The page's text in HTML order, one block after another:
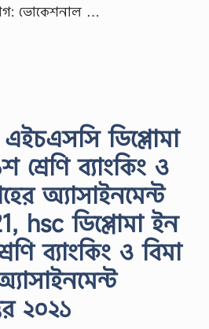
ভোকেশনাল …
ডিপ্লোমা
শ্রেণি ব্যাংকিং ও
অ্যাসাইনমেন্ট
hsc ডিপ্লোমা ইন
ব্যাংকিং ও বিমা
২০২১